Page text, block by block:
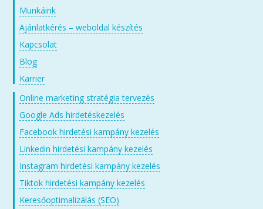
Munkáink
Ajánlatkérés – weboldal készítés
Kapcsolat
Blog
Karrier
Online marketing stratégia tervezés
Google Ads hirdetéskezelés
Facebook hirdetési kampány kezelés
Linkedin hirdetési kampány kezelés
Instagram hirdetési kampány kezelés
Tiktok hirdetési kampány kezelés
Keresőoptimalizálás (SEO)